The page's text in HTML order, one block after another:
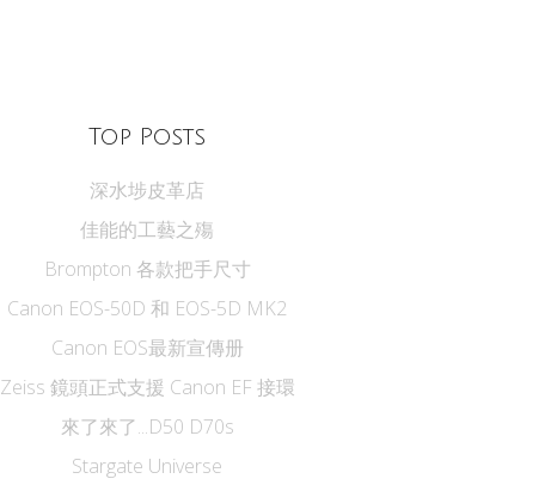
Top Posts
深水埗皮革店
佳能的工藝之殤
Brompton 各款把手尺寸
Canon EOS-50D 和 EOS-5D MK2
Canon EOS最新宣傳册
Zeiss 鏡頭正式支援 Canon EF 接環
來了來了...D50 D70s
Stargate Universe